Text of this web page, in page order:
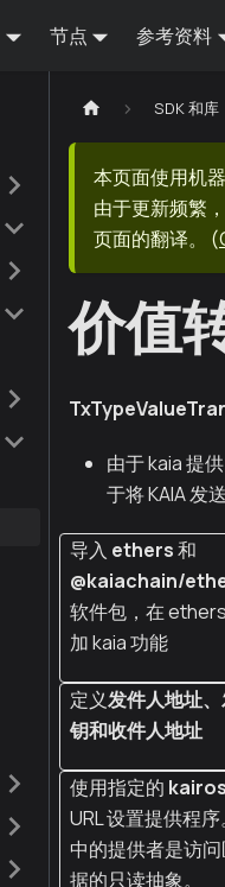
节点 参考资料
SDK 和库
本页面使用机
由于更新频繁
页面的翻译。
(
价值
由于 kaia 提
于将 KAIA 发
导入 ethers和
@kaiachain/
软件包，在
加 kaia 功能
定义发件人地址
钥和收件人地址
使用指定的
URL 设置提供程
中的提供者是访
据的只读抽象。